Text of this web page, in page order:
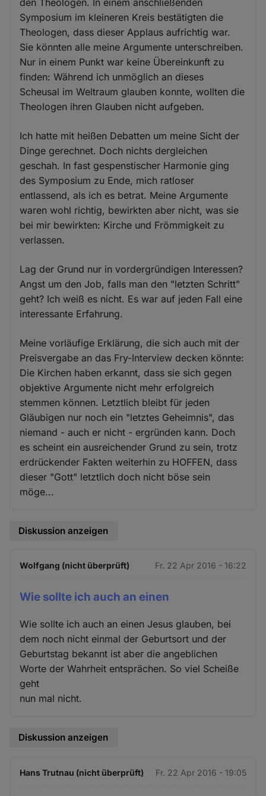
Symposium im kleineren Kreis bestätigten die
Theologen, dass dieser Applaus aufrichtig war.
Sie könnten alle meine Argumente unterschreiben.
Nur in einem Punkt war keine Übereinkunft zu
finden: Während ich unmöglich an dieses
Scheusal im Weltraum glauben konnte, wollten die
Theologen ihren Glauben nicht aufgeben.
Ich hatte mit heißen Debatten um meine Sicht der
Dinge gerechnet. Doch nichts dergleichen
geschah. In fast gespenstischer Harmonie ging
des Symposium zu Ende, mich ratloser
entlassend, als ich es betrat. Meine Argumente
waren wohl richtig, bewirkten aber nicht, was sie
bei mir bewirkten: Kirche und Frömmigkeit zu
verlassen.
Lag der Grund nur in vordergründigen Interessen?
Angst um den Job, falls man den "letzten Schritt"
geht? Ich weiß es nicht. Es war auf jeden Fall eine
interessante Erfahrung.
Meine vorläufige Erklärung, die sich auch mit der
Preisvergabe an das Fry-Interview decken könnte:
Die Kirchen haben erkannt, dass sie sich gegen
objektive Argumente nicht mehr erfolgreich
stemmen können. Letztlich bleibt für jeden
Gläubigen nur noch ein "letztes Geheimnis", das
niemand - auch er nicht - ergründen kann. Doch
es scheint ein ausreichender Grund zu sein, trotz
erdrückender Fakten weiterhin zu HOFFEN, dass
dieser "Gott" letztlich doch nicht böse sein
möge...
Diskussion anzeigen
Wolfgang (nicht überprüft) Fr. 22 Apr 2016 - 16:22
Wie sollte ich auch an einen
Wie sollte ich auch an einen Jesus glauben, bei
dem noch nicht einmal der Geburtsort und der
Geburtstag bekannt ist aber die angeblichen
Worte der Wahrheit entsprächen. So viel Scheiße
geht
nun mal nicht.
Diskussion anzeigen
Hans Trutnau (nicht überprüft) Fr. 22 Apr 2016 - 19:05